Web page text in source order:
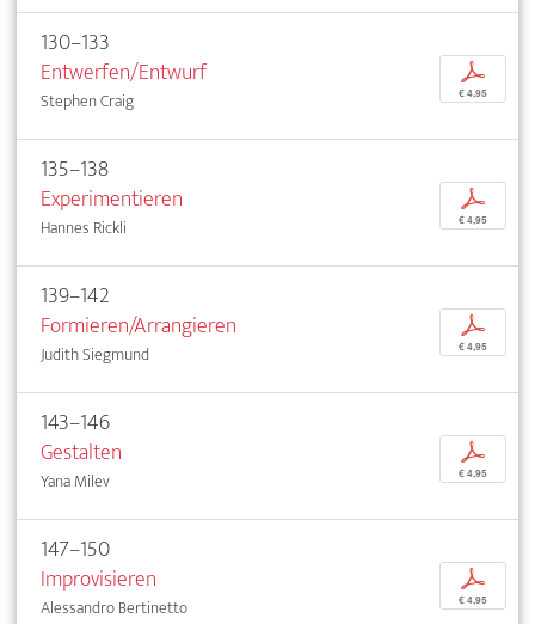
130–133
Entwerfen/Entwurf
Stephen Craig
p
€ 4,95
135–138
Experimentieren
Hannes Rickli
p
€ 4,95
139–142
Formieren/Arrangieren
Judith Siegmund
p
€ 4,95
143–146
Gestalten
Yana Milev
p
€ 4,95
147–150
Improvisieren
Alessandro Bertinetto
p
€ 4,95